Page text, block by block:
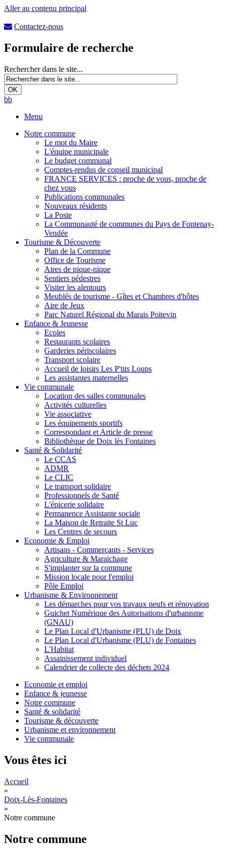
Aller au contenu principal
Contactez-nous
Formulaire de recherche
Rechercher dans le site...
bb
Menu
Notre commune
Le mot du Maire
L'équipe municipale
Le budget communal
Comptes-rendus de conseil municipal
FRANCE SERVICES : proche de vous, proche de
chez vous
Publications communales
Nouveaux résidents
La Poste
La Communauté de communes du Pays de Fontenay-
Vendée
Tourisme & Découverte
Plan de la Commune
Office de Tourisme
Aires de pique-nique
Sentiers pédestres
Visiter les alentours
Meublés de tourisme - Gîtes et Chambres d'hôtes
Aire de Jeux
Parc Naturel Régional du Marais Poitevin
Enfance & Jeunesse
Ecoles
Restaurants scolaires
Garderies périscolaires
Transport scolaire
Accueil de loisirs Les P'tits Loups
Les assistantes maternelles
Vie communale
Location des salles communales
Activités culturelles
Vie associative
Les équipements sportifs
Correspondant et Article de presse
Bibliothèque de Doix lès Fontaines
Santé & Solidarité
Le CCAS
ADMR
Le CLIC
Le transport solidaire
Professionnels de Santé
L'épicerie solidaire
Permanence Assistante sociale
La Maison de Retraite St Luc
Les Centres de secours
Economie & Emploi
Artisans - Commerçants - Services
Agriculture & Maraichage
S'implanter sur la commune
Mission locale pour l'emploi
Pôle Emploi
Urbanisme & Environnement
Les démarches pour vos travaux neufs et rénovation
Guichet Numérique des Autorisations d'urbanisme
(GNAU)
Le Plan Local d'Urbanisme (PLU) de Doix
Le Plan Local d'Urbanisme (PLU) de Fontaines
L'Habitat
Assainissement individuel
Calendrier de collecte des déchets 2024
Economie et emploi
Enfance & jeunesse
Notre commune
Santé & solidarité
Tourisme & découverte
Urbanisme et environnement
Vie communale
Vous êtes ici
Accueil
»
Doix-Lès-Fontaines
»
Notre commune
Notre commune